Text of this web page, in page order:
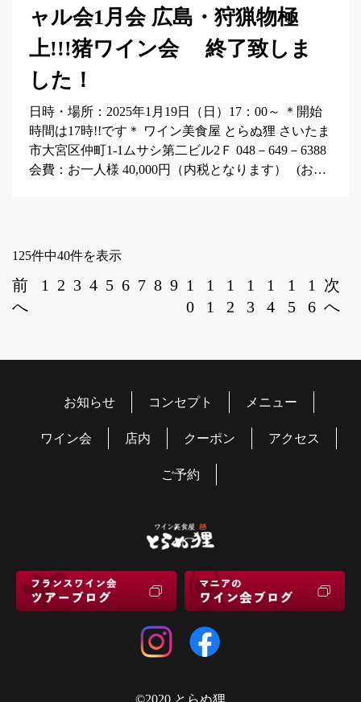
ャル会1月会 広島・狩猟物極
上!!!猪ワイン会 終了致しま
した！
日時・場所：2025年1月19日（日）17：00～ ＊開始
時間は17時!!です＊ ワイン美食屋 とらぬ狸 さいたま
市大宮区仲町1-1ムサシ第二ビル2Ｆ 048－649－6388
会費：お一人様 40,000円（内税となります） (お…
125件中40件を表示
前
へ
1 2 3 4 5 6 7 8 9 1
0
1
1
1
2
1
3
1
4
1
5
1
6
次
へ
お知らせ コンセプト メニュー
ワイン会 店内 クーポン アクセス
ご予約
©2020 とらぬ狸